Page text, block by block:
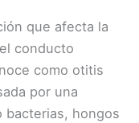
que afecta la
conducto
como otitis
por una
bacterias, hongos